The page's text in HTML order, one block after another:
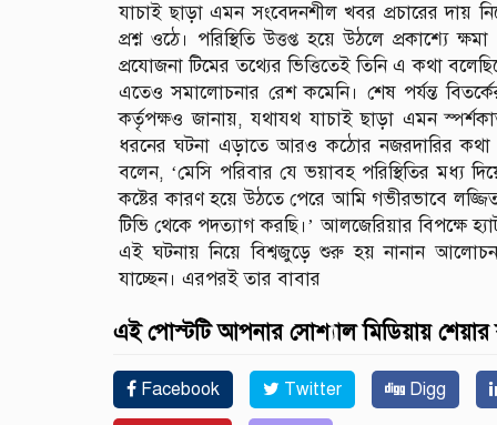
যাচাই ছাড়া এমন সংবেদনশীল খবর প্রচারের দায়
প্রশ্ন ওঠে। পরিস্থিতি উত্তপ্ত হয়ে উঠলে প্রকাশ্যে
প্রযোজনা টিমের তথ্যের ভিত্তিতেই তিনি এ কথা
এতেও সমালোচনার রেশ কমেনি। শেষ পর্যন্ত
কর্তৃপক্ষও জানায়, যথাযথ যাচাই ছাড়া এমন
ধরনের ঘটনা এড়াতে আরও কঠোর নজরদারির কথা
বলেন, ‘মেসি পরিবার যে ভয়াবহ পরিস্থিতির মধ্য
কষ্টের কারণ হয়ে উঠতে পেরে আমি গভীরভাবে
টিভি থেকে পদত্যাগ করছি।’ আলজেরিয়ার বিপক্ষে
এই ঘটনায় নিয়ে বিশ্বজুড়ে শুরু হয় নানান
যাচ্ছেন। এরপরই তার বাবার
এই পোস্টটি আপনার সোশ্যাল মিডিয়ায়
Facebook Twitter Digg